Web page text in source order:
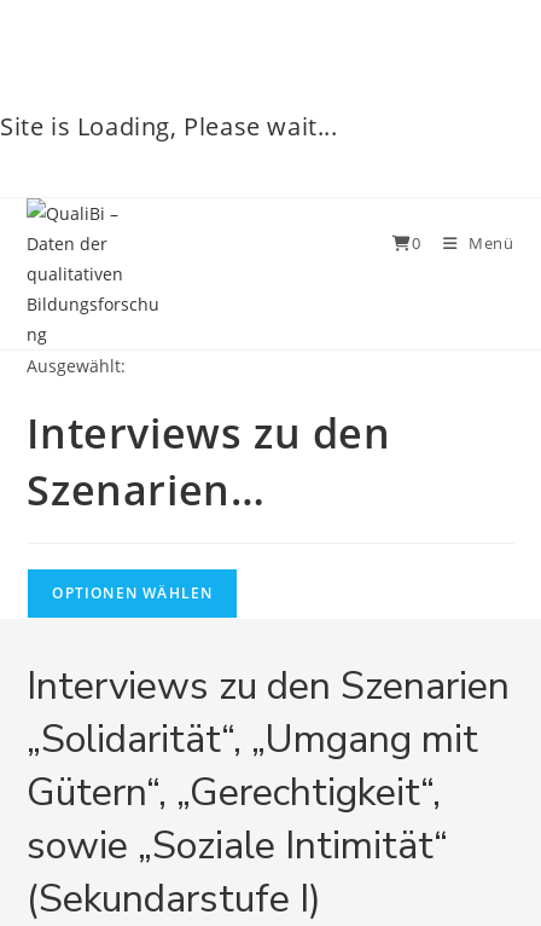
Site is Loading, Please wait...
0 Menü
Ausgewählt:
Interviews zu den
Szenarien…
OPTIONEN WÄHLEN
Interviews zu den Szenarien
„Solidarität“, „Umgang mit
Gütern“, „Gerechtigkeit“,
sowie „Soziale Intimität“
(Sekundarstufe I)